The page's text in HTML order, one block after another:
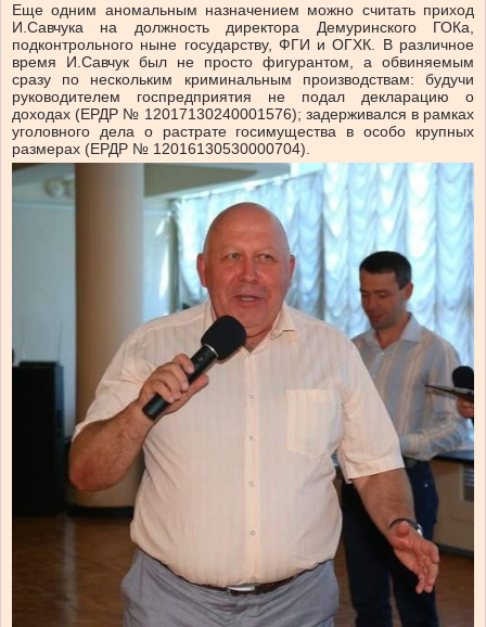
Еще одним аномальным назначением можно считать приход
И.Савчука на должность директора Демуринского ГОКа,
подконтрольного ныне государству, ФГИ и ОГХК. В различное
время И.Савчук был не просто фигурантом, а обвиняемым
сразу по нескольким криминальным производствам: будучи
руководителем госпредприятия не подал декларацию о
доходах (ЕРДР № 12017130240001576); задерживался в рамках
уголовного дела о растрате госимущества в особо крупных
размерах (ЕРДР № 12016130530000704).